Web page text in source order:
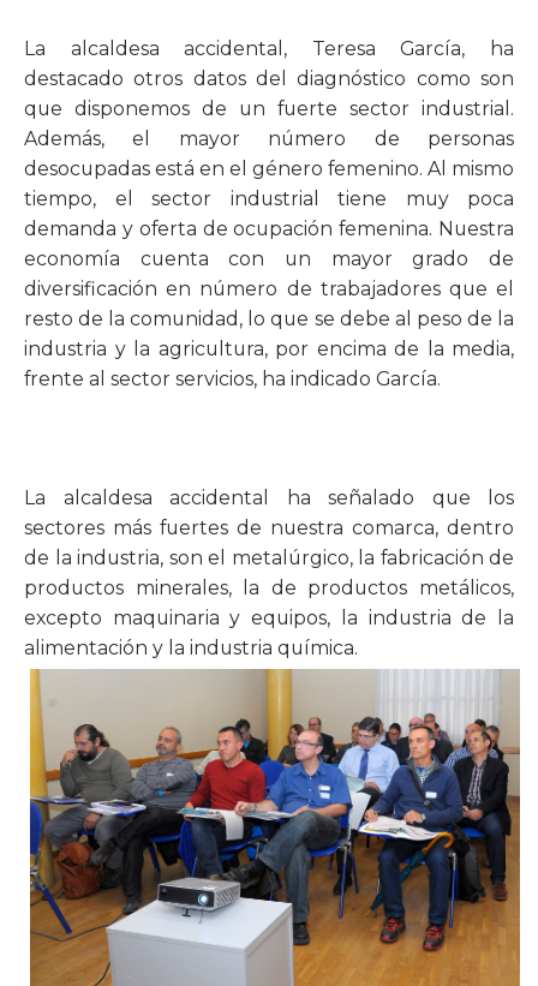
La alcaldesa accidental, Teresa García, ha
destacado otros datos del diagnóstico como son
que disponemos de un fuerte sector industrial.
Además, e l mayor número de personas
desocupadas está en el género femenino. Al mismo
tiempo, el sector industrial tiene muy poca
demanda y oferta de ocupación femenina. Nuestra
economía cuenta con un mayor grado de
diversificación en número de trabajadores que el
resto de la comunidad, lo que se debe al peso de la
industria y la agricultura, por encima de la media,
frente al sector servicios, ha indicado García.
La alcaldesa accidental ha señalado que los
sectores más fuertes de nuestra comarca, dentro
de la industria, son el metalúrgico, la fabricación de
productos minerales, la de productos metálicos,
excepto maquinaria y equipos, la industria de la
alimentación y la industria química.